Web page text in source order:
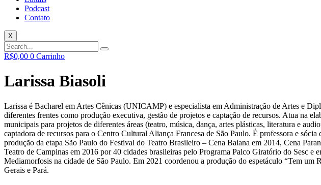
Podcast
Contato
X
R$0,00 0 Carrinho
Larissa Biasoli
Larissa é Bacharel em Artes Cênicas (UNICAMP) e especialista em Administração de Artes e
diferentes frentes como produção executiva, gestão de projetos e captação de recursos. Atua na
municipais para projetos de diferentes áreas (teatro, música, dança, artes plásticas, literatura e
captadora de recursos para o Centro Cultural Aliança Francesa de São Paulo. É professora e
produção da etapa São Paulo do Festival do Teatro Brasileiro – Cena Baiana em 2014, Cena
Teatro de Campinas em 2016 por 40 cidades brasileiras pelo Programa Palco Giratório do Sesc
Mediamorfosis na cidade de São Paulo. Em 2021 coordenou a produção do espetáculo “Tem
Gerais e Pará.